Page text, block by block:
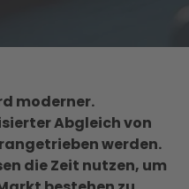
moderner.
Abgleich von
werden.
die Zeit nutzen, um